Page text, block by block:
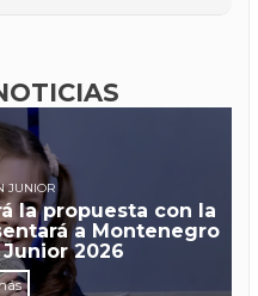
JUNIOR
la propuesta con la
a Montenegro
2026